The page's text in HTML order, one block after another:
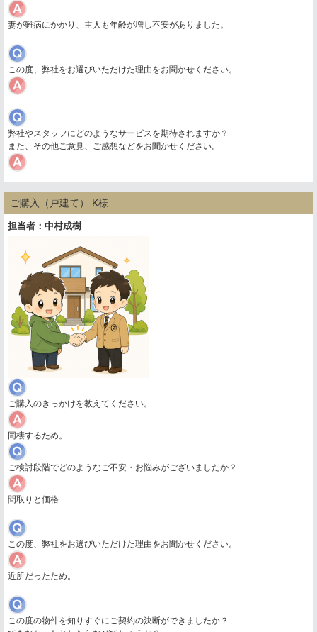
妻が難病にかかり、主人も年齢が増し不安がありました。
この度、弊社をお選びいただけた理由をお聞かせください。
弊社やスタッフにどのようなサービスを期待されますか？
また、その他ご意見、ご感想などをお聞かせください。
ご購入（戸建て） K様
担当者：中村成樹
ご購入のきっかけを教えてください。
同棲するため。
ご検討段階でどのようなご不安・お悩みがございましたか？
間取りと価格
この度、弊社をお選びいただけた理由をお聞かせください。
近所だったため。
この度の物件を知りすぐにご契約の決断ができましたか？